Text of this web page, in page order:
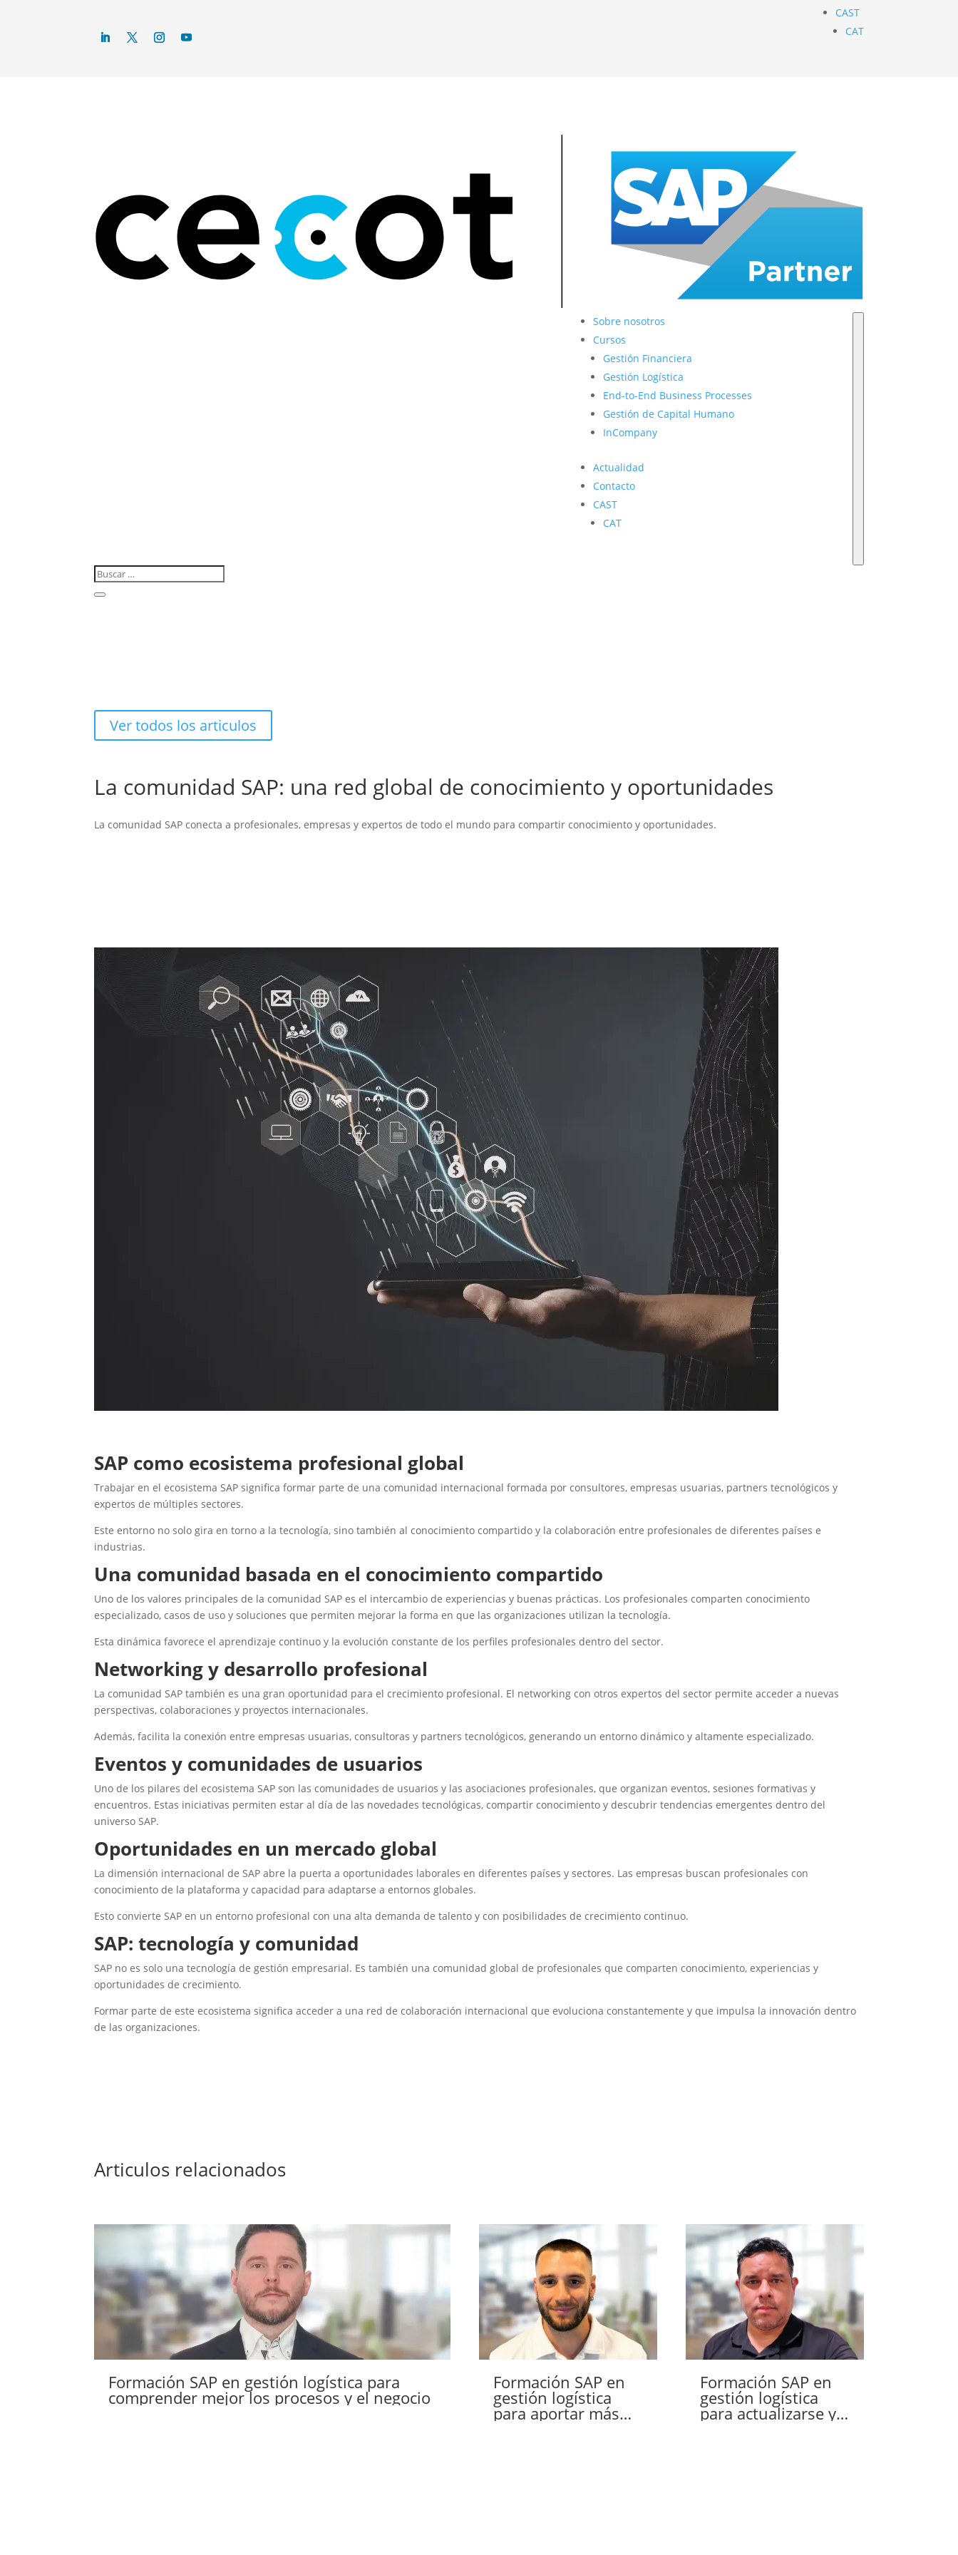
CAST
CAT
Sobre nosotros
Cursos
Gestión Financiera
Gestión Logística
End-to-End Business Processes
Gestión de Capital Humano
InCompany
Actualidad
Contacto
CAST
CAT
Ver todos los articulos
La comunidad SAP: una red global de conocimiento y oportunidades
La comunidad SAP conecta a profesionales, empresas y expertos de todo el mundo para compartir conocimiento y oportunidades.
SAP como ecosistema profesional global
Trabajar en el ecosistema SAP significa formar parte de una comunidad internacional formada por consultores, empresas usuarias, partners tecnológicos y
expertos de múltiples sectores.
Este entorno no solo gira en torno a la tecnología, sino también al conocimiento compartido y la colaboración entre profesionales de diferentes países e
industrias.
Una comunidad basada en el conocimiento compartido
Uno de los valores principales de la comunidad SAP es el intercambio de experiencias y buenas prácticas. Los profesionales comparten conocimiento
especializado, casos de uso y soluciones que permiten mejorar la forma en que las organizaciones utilizan la tecnología.
Esta dinámica favorece el aprendizaje continuo y la evolución constante de los perfiles profesionales dentro del sector.
Networking y desarrollo profesional
La comunidad SAP también es una gran oportunidad para el crecimiento profesional. El networking con otros expertos del sector permite acceder a nuevas
perspectivas, colaboraciones y proyectos internacionales.
Además, facilita la conexión entre empresas usuarias, consultoras y partners tecnológicos, generando un entorno dinámico y altamente especializado.
Eventos y comunidades de usuarios
Uno de los pilares del ecosistema SAP son las comunidades de usuarios y las asociaciones profesionales, que organizan eventos, sesiones formativas y
encuentros. Estas iniciativas permiten estar al día de las novedades tecnológicas, compartir conocimiento y descubrir tendencias emergentes dentro del
universo SAP.
Oportunidades en un mercado global
La dimensión internacional de SAP abre la puerta a oportunidades laborales en diferentes países y sectores. Las empresas buscan profesionales con
conocimiento de la plataforma y capacidad para adaptarse a entornos globales.
Esto convierte SAP en un entorno profesional con una alta demanda de talento y con posibilidades de crecimiento continuo.
SAP: tecnología y comunidad
SAP no es solo una tecnología de gestión empresarial. Es también una comunidad global de profesionales que comparten conocimiento, experiencias y
oportunidades de crecimiento.
Formar parte de este ecosistema significa acceder a una red de colaboración internacional que evoluciona constantemente y que impulsa la innovación dentro
de las organizaciones.
Articulos relacionados
Formación SAP en gestión logística para
comprender mejor los procesos y el negocio
Formación SAP en
gestión logística
para aportar más
Formación SAP en
gestión logística
para actualizarse y